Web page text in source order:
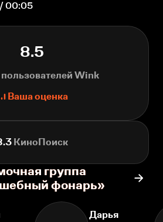
00:05
8.5
Wink
Ваша оценка
КиноПоиск
группа
фонарь»
Дарья